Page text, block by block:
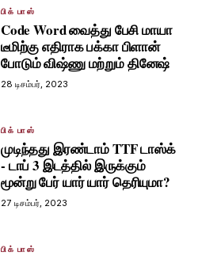
பிக் பாஸ்
Code Word வைத்து பேசி மாயா
டீமிற்கு எதிராக பக்கா பிளான்
போடும் விஷ்ணு மற்றும் தினேஷ்
28 டிசம்பர், 2023
பிக் பாஸ்
முடிந்தது இரண்டாம் TTF டாஸ்க்
- டாப் 3 இடத்தில் இருக்கும்
மூன்று பேர் யார் யார் தெரியுமா?
27 டிசம்பர், 2023
பிக் பாஸ்